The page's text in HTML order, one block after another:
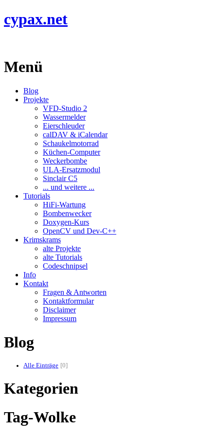
cypax.net
Menü
Blog
Projekte
VFD-Studio 2
Wassermelder
Eierschleuder
calDAV & iCalendar
Schaukelmotorrad
Küchen-Computer
Weckerbombe
ULA-Ersatzmodul
Sinclair C5
... und weitere ...
Tutorials
HiFi-Wartung
Bombenwecker
Doxygen-Kurs
OpenCV und Dev-C++
Krimskrams
alte Projekte
alte Tutorials
Codeschnipsel
Info
Kontakt
Fragen & Antworten
Kontaktformular
Disclaimer
Impressum
Blog
Alle Einträge 0
Kategorien
Tag-Wolke